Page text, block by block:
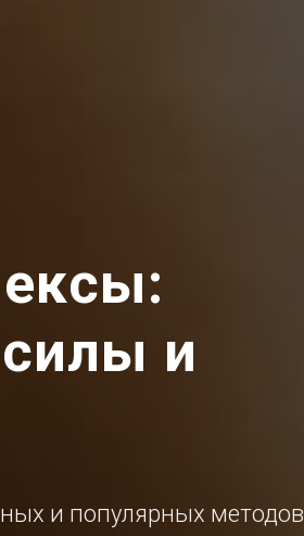
и
и популярных методов